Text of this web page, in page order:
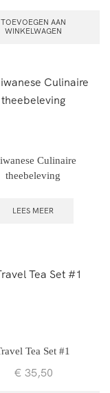
TOEVOEGEN AAN
WINKELWAGEN
Culinaire
theebeleving
LEES MEER
Tea Set #1
€ 35,50